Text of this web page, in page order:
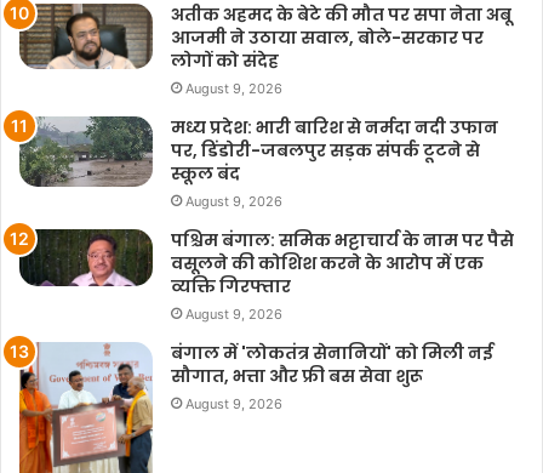
अतीक अहमद के बेटे की मौत पर सपा नेता अबू
आजमी ने उठाया सवाल, बोले-सरकार पर
लोगों को संदेह
August 9, 2026
मध्य प्रदेश: भारी बारिश से नर्मदा नदी उफान
पर, डिंडोरी-जबलपुर सड़क संपर्क टूटने से
स्कूल बंद
August 9, 2026
पश्चिम बंगाल: समिक भट्टाचार्य के नाम पर पैसे
वसूलने की कोशिश करने के आरोप में एक
व्यक्ति गिरफ्तार
August 9, 2026
बंगाल में 'लोकतंत्र सेनानियों' को मिली नई
सौगात, भत्ता और फ्री बस सेवा शुरू
August 9, 2026